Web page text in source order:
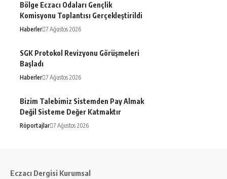
Bölge Eczacı Odaları Gençlik
Komisyonu Toplantısı Gerçekleştirildi
Haberler 7 Ağustos 2026
SGK Protokol Revizyonu Görüşmeleri
Başladı
Haberler 7 Ağustos 2026
Bizim Talebimiz Sistemden Pay Almak
Değil Sisteme Değer Katmaktır
Röportajlar 7 Ağustos 2026
Eczacı Dergisi Kurumsal